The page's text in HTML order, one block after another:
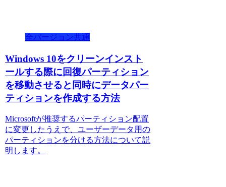
全バージョン共通
Windows 10をクリーンインスト
ールする際に回復パーティション
を移動させると同時にデータパー
ティションを作成する方法
Microsoftが推奨するパーティション配置
に変更したうえで、ユーザーデータ用の
パーティションを分ける方法について説
明します。